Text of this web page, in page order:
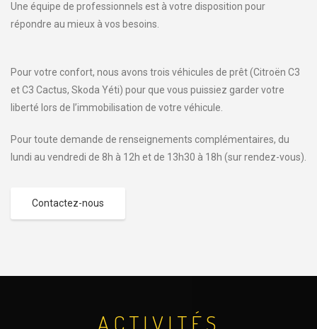
Une équipe de professionnels est à votre disposition pour
répondre au mieux à vos besoins.
Pour votre confort, nous avons trois véhicules de prêt (Citroën C3
et C3 Cactus, Skoda Yéti) pour que vous puissiez garder votre
liberté lors de l’immobilisation de votre véhicule.
Pour toute demande de renseignements complémentaires, du
lundi au vendredi de 8h à 12h et de 13h30 à 18h (sur rendez-vous).
Contactez-nous
ACTIVITÉS